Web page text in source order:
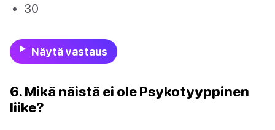
30
Näytä vastaus
6. Mikä näistä ei ole Psykotyyppinen
liike?